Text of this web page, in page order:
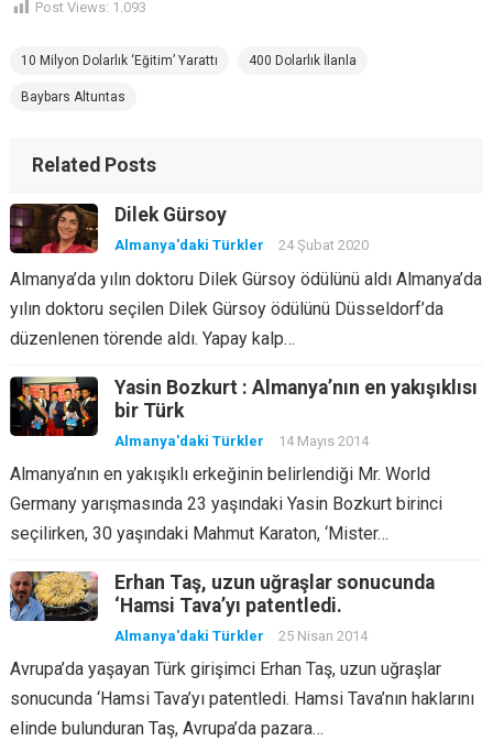
Post Views: 1.093
10 Milyon Dolarlık ‘Eğitim’ Yarattı 400 Dolarlık İlanla
Baybars Altuntas
Related Posts
Dilek Gürsoy
Almanya'daki Türkler 24 Şubat 2020
Almanya’da yılın doktoru Dilek Gürsoy ödülünü aldı Almanya’da
yılın doktoru seçilen Dilek Gürsoy ödülünü Düsseldorf’da
düzenlenen törende aldı. Yapay kalp…
Yasin Bozkurt : Almanya’nın en yakışıklısı
bir Türk
Almanya'daki Türkler 14 Mayıs 2014
Almanya’nın en yakışıklı erkeğinin belirlendiği Mr. World
Germany yarışmasında 23 yaşındaki Yasin Bozkurt birinci
seçilirken, 30 yaşındaki Mahmut Karaton, ‘Mister…
Erhan Taş, uzun uğraşlar sonucunda
‘Hamsi Tava’yı patentledi.
Almanya'daki Türkler 25 Nisan 2014
Avrupa’da yaşayan Türk girişimci Erhan Taş, uzun uğraşlar
sonucunda ‘Hamsi Tava’yı patentledi. Hamsi Tava’nın haklarını
elinde bulunduran Taş, Avrupa’da pazara…